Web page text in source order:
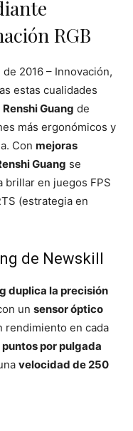
RGB
2016 – Innovación,
estas cualidades
Renshi Guang de
más ergonómicos y
Con mejoras
Guang se
brillar en juegos FPS
(estrategia en
de Newskill
duplica la precisión
un sensor óptico
rendimiento en cada
por pulgada
velocidad de 250